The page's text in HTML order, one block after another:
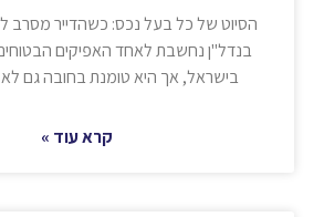
הסיוט של כל בעל נכס: כשהדייר
בנדל"ן נחשבת לאחד האפיקים הבטוחים
בישראל, אך היא טומנת בחובה גם לא
קרא עוד »